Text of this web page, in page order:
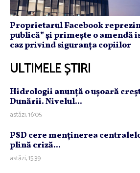
Proprietarul Facebook
publică” și primește o amendă
caz privind siguranța copiilor
ULTIMELE ȘTIRI
Hidrologii anunţă o uşoară
Dunării. Nivelul...
astăzi, 16:05
PSD cere menţinerea
plină criză...
astăzi, 15:39